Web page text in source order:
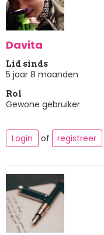
Davita
Lid sinds
5 jaar 8 maanden
Rol
Gewone gebruiker
Login of registreer